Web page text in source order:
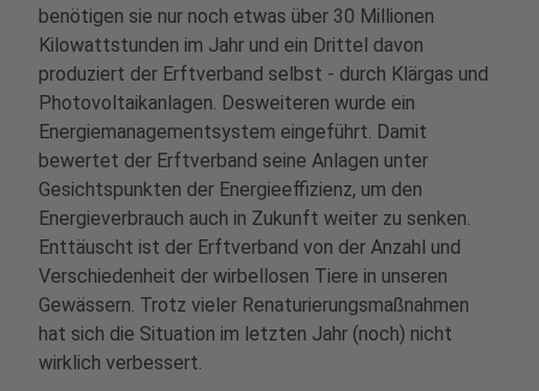
benötigen sie nur noch etwas über 30 Millionen
Kilowattstunden im Jahr und ein Drittel davon
produziert der Erftverband selbst - durch Klärgas und
Photovoltaikanlagen. Desweiteren wurde ein
Energiemanagementsystem eingeführt. Damit
bewertet der Erftverband seine Anlagen unter
Gesichtspunkten der Energieeffizienz, um den
Energieverbrauch auch in Zukunft weiter zu senken.
Enttäuscht ist der Erftverband von der Anzahl und
Verschiedenheit der wirbellosen Tiere in unseren
Gewässern. Trotz vieler Renaturierungsmaßnahmen
hat sich die Situation im letzten Jahr (noch) nicht
wirklich verbessert.